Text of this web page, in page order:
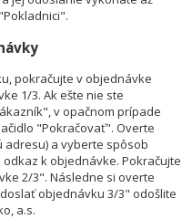
pokračujte v objednávke
1/3. Ak ešte nie ste
v opačnom prípade
"Pokračovať". Overte
a vyberte spôsob
k objednávke. Pokračujte
2/3". Následne si overte
objednávku 3/3" odošlite
a.s.